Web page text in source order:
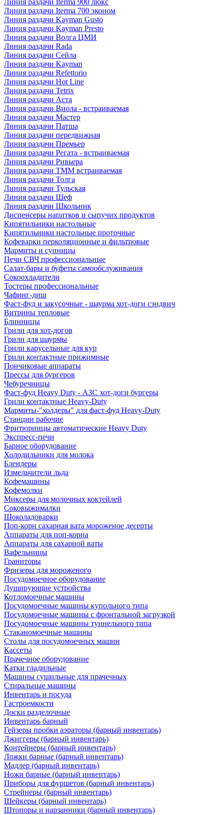
Линия раздачи Iterma 900 люкс
Линия раздачи Iterma 700 эконом
Линия раздачи Kayman Gusto
Линия раздачи Kayman Presto
Линия раздачи Волга ЦМИ
Линия раздачи Rada
Линия раздачи Сейла
Линия раздачи Kayman
Линия раздачи Refettorio
Линия раздачи Hot Line
Линия раздачи Tetrix
Линия раздачи Аста
Линия раздачи Виола - встраиваемая
Линия раздачи Мастер
Линия раздачи Патша
Линия раздачи передвижная
Линия раздачи Премьер
Линия раздачи Регата - встраиваемая
Линия раздачи Ривьера
Линия раздачи ТММ встраиваемая
Линия раздачи Толга
Линия раздачи Тульская
Линия раздачи Шеф
Линия раздачи Школьник
Диспенсеры напитков и сыпучих продуктов
Кипятильники настольные
Кипятильники настольные проточные
Кофеварки перколяционные и фильтровые
Мармиты и супницы
Печи СВЧ профессиональные
Салат-бары и буфеты самообслуживания
Сокоохладители
Тостеры профессиональные
Чафинг-диш
Фаст-фуд и закусочные - шаурма хот-доги сэндвич
Витрины тепловые
Блинницы
Грили для хот-догов
Грили для шаурмы
Грили карусельные для кур
Грили контактные прижимные
Пончиковые аппараты
Прессы для бургеров
Чебуречницы
Фаст-фуд Heavy Duty - АЗС хот-доги бургеры
Грили контактные Heavy-Duty
Мармиты-"холдеры" для фаст-фуд Heavy-Duty
Станции рабочие
Фритюрницы автоматические Heavy Duty
Экспресс-печи
Барное оборудование
Холодильники для молока
Блендеры
Измельчители льда
Кофемашины
Кофемолки
Миксеры для молочных коктейлей
Соковыжималки
Шоколадоварки
Поп-корн сахарная вата мороженое десерты
Аппараты для поп-корна
Аппараты для сахарной ваты
Вафельницы
Граниторы
Фризеры для мороженого
Посудомоечное оборудование
Душирующие устройства
Котломоечные машины
Посудомоечные машины купольного типа
Посудомоечные машины с фронтальной загрузкой
Посудомоечные машины туннельного типа
Стаканомоечные машины
Столы для посудомоечных машин
Кассеты
Прачечное оборудование
Катки гладильные
Машины сушильные для прачечных
Стиральные машины
Инвентарь и посуда
Гастроемкости
Доски разделочные
Инвентарь барный
Гейзеры пробки аэраторы (барный инвентарь)
Джиггеры (барный инвентарь)
Контейнеры (барный инвентарь)
Ложки барные (барный инвентарь)
Мадлер (барный инвентарь)
Ножи барные (барный инвентарь)
Приборы для фуршетов (барный инвентарь)
Стрейнеры (барный инвентарь)
Шейкеры (барный инвентарь)
Штопоры и нарзанники (барный инвентарь)